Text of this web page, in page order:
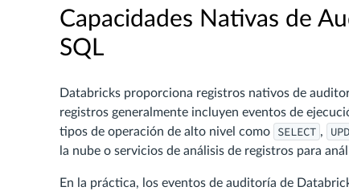
Capacidades Nativas de
SQL
Databricks proporciona registros nativos de
registros generalmente incluyen eventos de
tipos de operación de alto nivel como
SELECT ,
la nube o servicios de análisis de registros para
En la práctica, los eventos de auditoría de